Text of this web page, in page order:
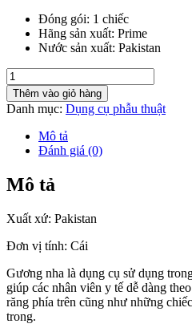
Đóng gói: 1 chiếc
Hãng sản xuất: Prime
Nước sản xuất: Pakistan
Mặt
gương
Pakistan
số
lượng
Thêm vào giỏ hàng
Danh mục: Dụng cụ phẫu thuật
Mô tả
Đánh giá (0)
Mô tả
Xuất xứ: Pakistan
Đơn vị tính: Cái
Gương nha là dụng cụ sử dụng
giúp các nhân viên y tế dễ dàng
răng phía trên cũng như những
trong.